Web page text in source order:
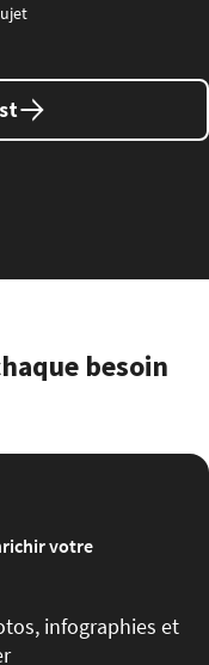
besoin
votre
infographies et